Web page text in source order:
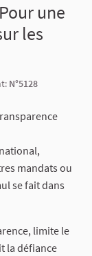
une
les
N°5128
mandats ou
se fait dans
limite le
la défiance